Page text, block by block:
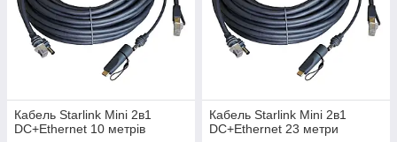
Кабель Starlink Mini 2в1
DC+Ethernet 10 метрів
Кабель Starlink Mini 2в1
DC+Ethernet 23 метри